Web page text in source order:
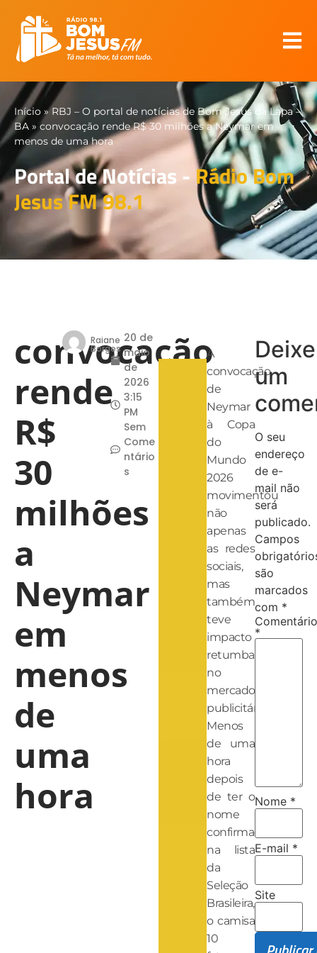
Início »RBJ – O portal de notícias de Bom Jesus da Lapa –
BA » convocação rende R$ 30 milhões a Neymar em
menos de uma hora
Portal de Notícias -Rádio Bom
Jesus FM 98.1
convocação
rende
R$
30
milhões
a
Neymar
em
menos
de
uma
hora
Raiane
Borges
20 de
maio
de
2026
3:15
PM
Sem
Come
ntário
s
A
convocação
de
Neymar
à Copa
do
Mundo
2026
movimentou
não
apenas
as redes
sociais,
mas
também
teve
impacto
retumbante
no
mercado
publicitário.
Menos
de uma
hora
depois
de ter o
nome
confirmado
na lista
da
Seleção
Brasileira,
o camisa
10
Deixe
um
O seu
endereço
de e-
mail não
será
publicado.
Campos
são
marcados
com *
Comentário
*
Nome *
E-mail *
Site